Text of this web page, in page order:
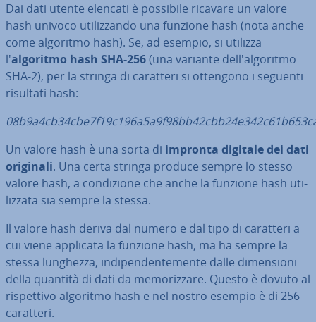
Dai dati utente elencati è possibile ricavare un valore
hash univoco uti­liz­zan­do una funzione hash (nota anche
come algoritmo hash). Se, ad esempio, si utilizza
l'algoritmo hash SHA-256(una variante del­l'al­go­rit­mo
SHA-2), per la stringa di caratteri si ottengono i seguenti
risultati hash:
Un valore hash è una sorta di impronta digitale dei dati
originali. Una certa stringa produce sempre lo stesso
valore hash, a con­di­zio­ne che anche la funzione hash uti­
liz­za­ta sia sempre la stessa.
Il valore hash deriva dal numero e dal tipo di caratteri a
cui viene applicata la funzione hash, ma ha sempre la
stessa lunghezza, in­di­pen­den­te­men­te dalle di­men­sio­ni
della quantità di dati da me­mo­riz­za­re. Questo è dovuto al
ri­spet­ti­vo algoritmo hash e nel nostro esempio è di 256
caratteri.